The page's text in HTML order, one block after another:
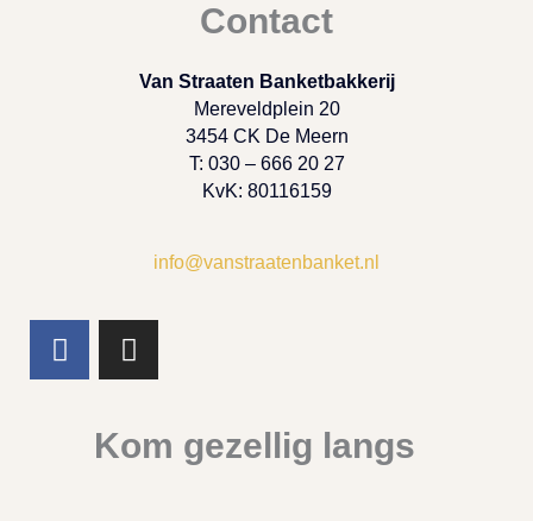
Contact
Van Straaten Banketbakkerij
Mereveldplein 20
3454 CK De Meern
T: 030 – 666 20 27
KvK: 80116159
info@vanstraatenbanket.nl
F
a
c
I
n
s
a
Kom gezellig langs